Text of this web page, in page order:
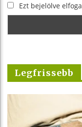
Ezt bejelölve
Legfrissebb